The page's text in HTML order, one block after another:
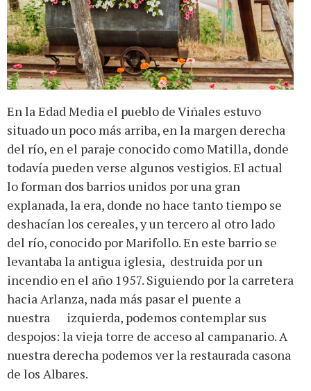
En la Edad Media el pueblo de Viñales estuvo
situado un poco más arriba, en la margen derecha
del río, en el paraje conocido como Matilla, donde
todavía pueden verse algunos vestigios. El actual
lo forman dos barrios unidos por una gran
explanada, la era, donde no hace tanto tiempo se
deshacían los cereales, y un tercero al otro lado
del río, conocido por Marifollo. En este barrio se
levantaba la antigua iglesia, destruida por un
incendio en el año 1957. Siguiendo por la carretera
hacia Arlanza, nada más pasar el puente a
nuestra izquierda, podemos contemplar sus
despojos: la vieja torre de acceso al campanario. A
nuestra derecha podemos ver la restaurada casona
de los Albares.